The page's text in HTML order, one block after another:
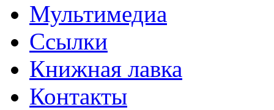
Мультимедиа
Ссылки
Книжная лавка
Контакты